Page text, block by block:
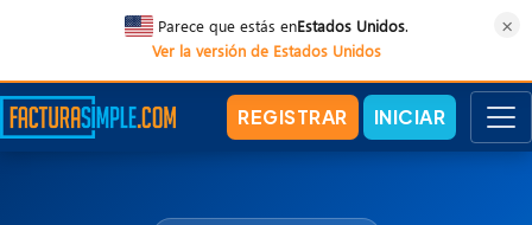
Parece que estás enEstados Unidos.
Ver la versión de Estados Unidos
×
REGISTRAR INICIAR